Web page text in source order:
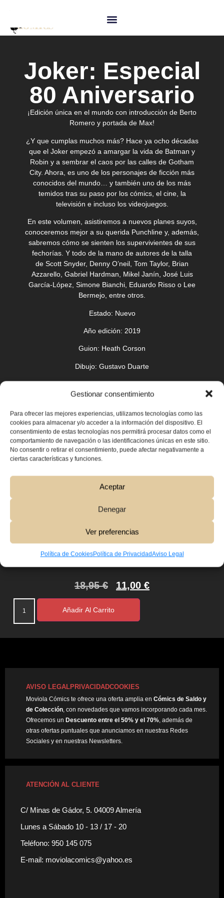
Gestionar consentimiento
Para ofrecer las mejores experiencias, utilizamos tecnologías como las
cookies para almacenar y/o acceder a la información del dispositivo. El
consentimiento de estas tecnologías nos permitirá procesar datos como el
comportamiento de navegación o las identificaciones únicas en este sitio.
No consentir o retirar el consentimiento, puede afectar negativamente a
ciertas características y funciones.
Aceptar
Denegar
Ver preferencias
Política de CookiesPolítica de PrivacidadAviso Legal
Joker: Especial
80 Aniversario
¡Edición única en el mundo con introducción de Berto
Romero y portada de Max!
¿Y que cumplas muchos más? Hace ya ocho décadas
que el Joker empezó a amargar la vida de Batman y
Robin y a sembrar el caos por las calles de Gotham
City. Ahora, es uno de los personajes de ficción más
conocidos del mundo… y también uno de los más
temidos tras su paso por los cómics, el cine, la
televisión e incluso los videojuegos.
En este volumen, asistiremos a nuevos planes suyos,
conoceremos mejor a su querida Punchline y, además,
sabremos cómo se sienten los supervivientes de sus
fechorías. Y todo de la mano de autores de la talla
de Scott Snyder, Denny O’neil, Tom Taylor, Brian
Azzarello, Gabriel Hardman, Mikel Janín, José Luis
García-López, Simone Bianchi, Eduardo Risso o Lee
Bermejo, entre otros.
Estado: Nuevo
Año edición: 2019
Guion: Heath Corson
Dibujo: Gustavo Duarte
Elaboración:Cartoné. Color. 144 páginas
18,95€ 11,00 €
Añadir Al Carrito
AVISO LEGALPRIVACIDADCOOKIES
Moviola Cómics te ofrece una oferta amplia en Cómics de Saldo y
de Colección , con novedades que vamos incorporando cada mes.
Ofrecemos un Descuento entre el 50% y el 70% , además de
otras ofertas puntuales que anunciamos en nuestras Redes
Sociales y en nuestras Newsletters.
ATENCIÓN AL CLIENTE
C/ Minas de Gádor, 5. 04009 Almería
Lunes a Sábado 10 - 13 / 17 - 20
Teléfono: 950 145 075
E-mail: moviolacomics@yahoo.es